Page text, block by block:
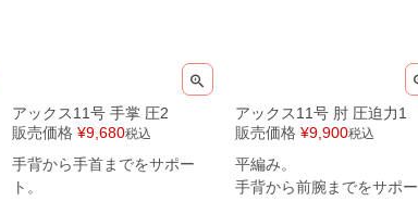
アックス11号 手掌 圧2
販売価格 ¥9,680税込
手背から手首までをサポー
ト。
アックス11号 肘 圧迫力1
販売価格 ¥9,900税込
平編み。
手背から前腕までをサポー